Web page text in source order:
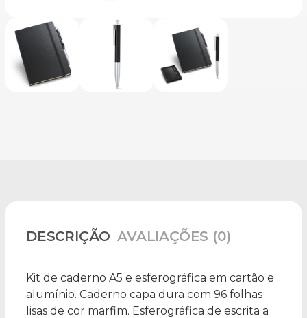
DESCRIÇÃO AVALIAÇÕES (0)
Kit de caderno A5 e esferográfica em cartão e
alumínio. Caderno capa dura com 96 folhas
lisas de cor marfim. Esferográfica de escrita a